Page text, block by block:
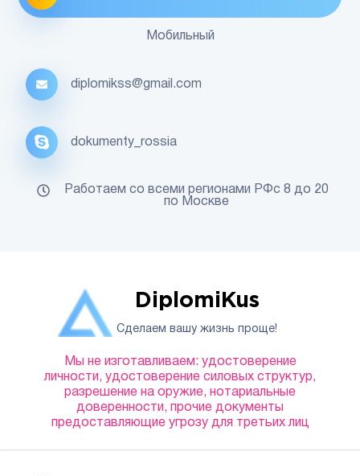
DiplomiKus
Сделаем вашу жизнь проще!
Мы не изготавливаем: удостоверение
личности, удостоверение силовых структур,
разрешение на оружие, нотариальные
доверенности, прочие документы
предоставляющие угрозу для третьих лиц
Мобильный
diplomikss@gmail.com
dokumenty_rossia
Работаем со всеми регионами РФс 8 до 20
по Москве